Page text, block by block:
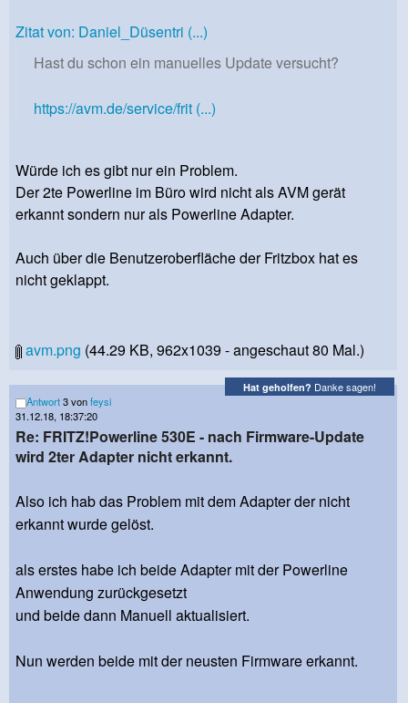
Zitat von: Daniel_Düsentri (...)
Hast du schon ein manuelles Update versucht?
https://avm.de/service/frit (...)
Würde ich es gibt nur ein Problem.
Der 2te Powerline im Büro wird nicht als AVM gerät
erkannt sondern nur als Powerline Adapter.
Auch über die Benutzeroberfläche der Fritzbox hat es
nicht geklappt.
avm.png (44.29 KB, 962x1039 - angeschaut 80 Mal.)
Hat geholfen? Danke sagen!
Antwort3 vonfeysi
31.12.18, 18:37:20
Re: FRITZ!Powerline 530E - nach Firmware-Update
wird 2ter Adapter nicht erkannt.
Also ich hab das Problem mit dem Adapter der nicht
erkannt wurde gelöst.
als erstes habe ich beide Adapter mit der Powerline
Anwendung zurückgesetzt
und beide dann Manuell aktualisiert.
Nun werden beide mit der neusten Firmware erkannt.